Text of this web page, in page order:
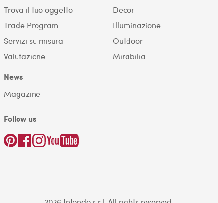
Trova il tuo oggetto
Trade Program
Servizi su misura
Valutazione
Decor
Illuminazione
Outdoor
Mirabilia
News
Magazine
Follow us